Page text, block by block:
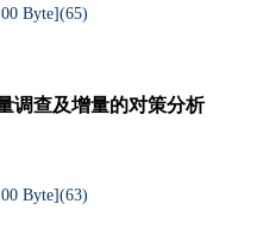
Byte](65)
调查及增量的对策分析
Byte](63)